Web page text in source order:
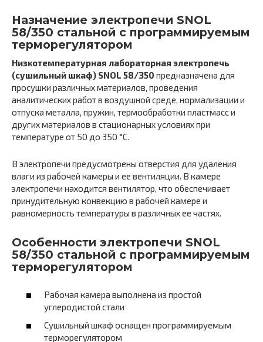
Назначение электропечи SNOL
58/350 стальной c программируемым
терморегулятором
Низкотемпературная лабораторная электропечь
(сушильный шкаф) SNOL 58/350 предназначена для
просушки различных материалов, проведения
аналитических работ в воздушной среде, нормализации и
отпуска металла, пружин, термообработки пластмасс и
других материалов в стационарных условиях при
температуре от 50 до 350 °С.
В электропечи предусмотрены отверстия для удаления
влаги из рабочей камеры и ее вентиляции. В камере
электропечи находится вентилятор, что обеспечивает
принудительную конвекцию в рабочей камере и
равномерность температуры в различных ее частях.
Особенности электропечи SNOL
58/350 стальной c программируемым
терморегулятором
Рабочая камера выполнена из простой
углеродистой стали
Сушильный шкаф оснащен программируемым
терморегулятором